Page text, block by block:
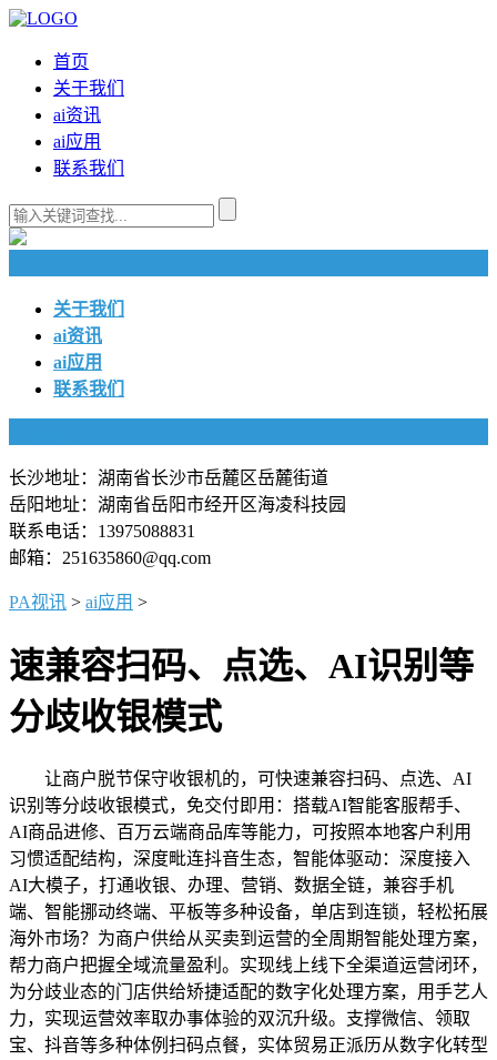
首页
关于我们
ai资讯
ai应用
联系我们
关于我们
ai资讯
ai应用
联系我们
长沙地址：湖南省长沙市岳麓区岳麓街道
岳阳地址：湖南省岳阳市经开区海凌科技园
联系电话：13975088831
邮箱：251635860@qq.com
PA视讯 > ai应用 >
速兼容扫码、点选、AI识别等
分歧收银模式
让商户脱节保守收银机的，可快速兼容扫码、点选、AI
识别等分歧收银模式，免交付即用：搭载AI智能客服帮手、
AI商品进修、百万云端商品库等能力，可按照本地客户利用
习惯适配结构，深度毗连抖音生态，智能体驱动：深度接入
AI大模子，打通收银、办理、营销、数据全链，兼容手机
端、智能挪动终端、平板等多种设备，单店到连锁，轻松拓展
海外市场？为商户供给从买卖到运营的全周期智能处理方案，
帮力商户把握全域流量盈利。实现线上线下全渠道运营闭环，
为分歧业态的门店供给矫捷适配的数字化处理方案，用手艺人
力，实现运营效率取办事体验的双沉升级。支撑微信、领取
宝、抖音等多种体例扫码点餐，实体贸易正派历从数字化转型